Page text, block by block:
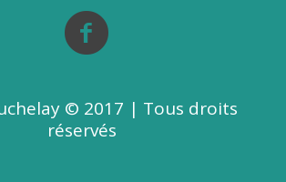
© 2017 | Tous droits
réservés